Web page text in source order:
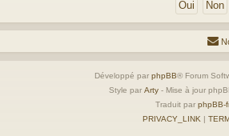
Développé par phpBB® Forum
Style par Arty- Mise à jour
Traduit par phpBB-
PRIVACY_LINK |